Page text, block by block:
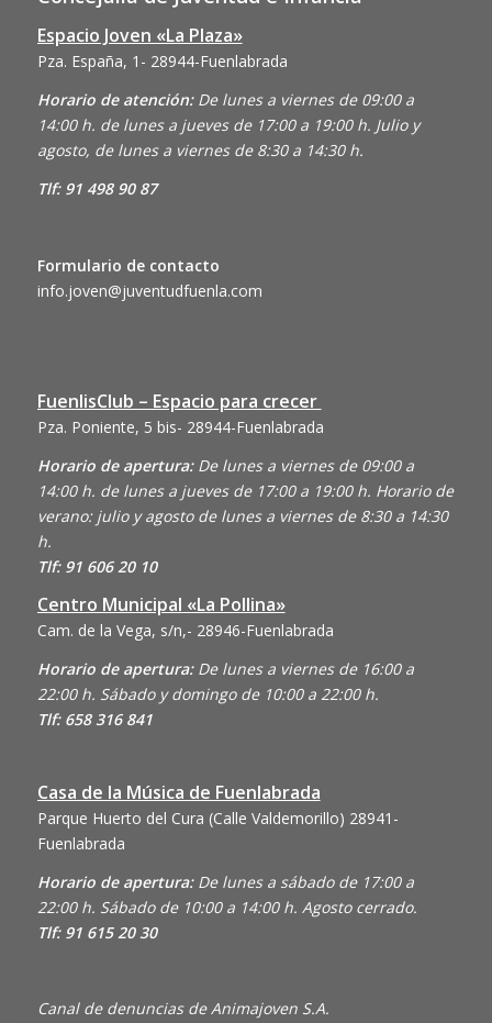
Espacio Joven «La Plaza»
Pza. España, 1- 28944-Fuenlabrada
Horario de atención: De lunes a viernes de 09:00 a
14:00 h. de lunes a jueves de 17:00 a 19:00 h. Julio y
agosto, de lunes a viernes de 8:30 a 14:30 h.
Tlf: 91 498 90 87
Formulario de contacto
info.joven@juventudfuenla.com
FuenlisClub – Espacio para crecer
Pza. Poniente, 5 bis- 28944-Fuenlabrada
Horario de apertura:De lunes a viernes de 09:00 a
14:00 h. de lunes a jueves de 17:00 a 19:00 h. Horario de
verano: julio y agosto de lunes a viernes de 8:30 a 14:30
h.
Tlf: 91 606 20 10
Centro Municipal «La Pollina»
Cam. de la Vega, s/n,- 28946-Fuenlabrada
Horario de apertura: De lunes a viernes de 16:00 a
22:00 h. Sábado y domingo de 10:00 a 22:00 h.
Tlf: 658 316 841
Casa de la Música de Fuenlabrada
Parque Huerto del Cura (Calle Valdemorillo) 28941-
Fuenlabrada
Horario de apertura: De lunes a sábado de 17:00 a
22:00 h. Sábado de 10:00 a 14:00 h. Agosto cerrado.
Tlf: 91 615 20 30
Canal de denuncias de Animajoven S.A.